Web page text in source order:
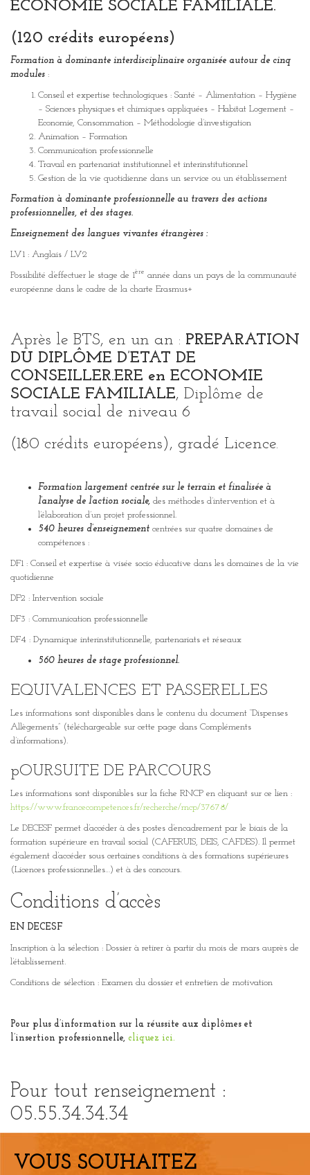
ECONOMIE SOCIALE FAMILIALE.
(120 crédits européens)
Formation à dominante interdisciplinaire organisée autour de cinq
modules :
Conseil et expertise technologiques : Santé – Alimentation – Hygiène
– Sciences physiques et chimiques appliquées – Habitat Logement –
Economie, Consommation – Méthodologie d’investigation
Animation – Formation
Communication professionnelle
Travail en partenariat institutionnel et interinstitutionnel
Gestion de la vie quotidienne dans un service ou un établissement
Formation à dominante professionnelle au travers des actions
professionnelles, et des stages.
Enseignement des langues vivantes étrangères :
LV1 : Anglais / LV2
Possibilité d’effectuer le stage de 1ère année dans un pays de la communauté
européenne dans le cadre de la charte Erasmus+
Après le BTS, en un an : PREPARATION
DU DIPLÔME D’ETAT DE
CONSEILLER.ERE en ECONOMIE
SOCIALE FAMILIALE, Diplôme de
travail social de niveau 6
(180 crédits européens), gradé Licence.
Formation largement centrée sur le terrain et finalisée à
l’analyse de l’action sociale, des méthodes d’intervention et à
l’élaboration d’un projet professionnel.
540 heures d’enseignement centrées sur quatre domaines de
compétences :
DF1 : Conseil et expertise à visée socio éducative dans les domaines de la vie
quotidienne
DF2 : Intervention sociale
DF3 : Communication professionnelle
DF4 : Dynamique interinstitutionnelle, partenariats et réseaux
560 heures de stage professionnel.
EQUIVALENCES ET PASSERELLES
Les informations sont disponibles dans le contenu du document “Dispenses
Allègements” (téléchargeable sur cette page dans Compléments
d’informations).
pOURSUITE DE PARCOURS
Les informations sont disponibles sur la fiche RNCP en cliquant sur ce lien :
https://www.francecompetences.fr/recherche/rncp/37678/
Le DECESF permet d’accéder à des postes d’encadrement par le biais de la
formation supérieure en travail social (CAFERUIS, DEIS, CAFDES). Il permet
également d’accéder sous certaines conditions à des formations supérieures
(Licences professionnelles…) et à des concours.
Conditions d’accès
EN DECESF
Inscription à la sélection : Dossier à retirer à partir du mois de mars auprès de
l’établissement.
Conditions de sélection : Examen du dossier et entretien de motivation
Pour plus d’information sur la réussite aux diplômes et
l’insertion professionnelle, cliquez ici.
Pour tout renseignement :
05.55.34.34.34
VOUS SOUHAITEZ